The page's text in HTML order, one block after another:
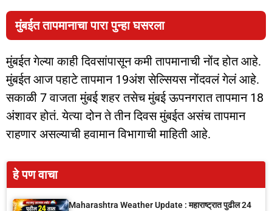
मुंबईत तापमानाचा पारा पुन्हा घसरला
मुंबईत गेल्या काही दिवसांपासून कमी तापमानाची नोंद होत आहे.
मुंबईत आज पहाटे तापमान 19अंश सेल्सियस नोंदवलं गेलं आहे.
सकाळी 7 वाजता मुंबई शहर तसेच मुंबई ऊपनगरात तापमान 18
अंशावर होतं. येत्या दोन ते तीन दिवस मुंबईत असंच तापमान
राहणार असल्याची हवामान विभागाची माहिती आहे.
हे पण वाचा
Maharashtra Weather Update : महाराष्ट्रात पुढील 24